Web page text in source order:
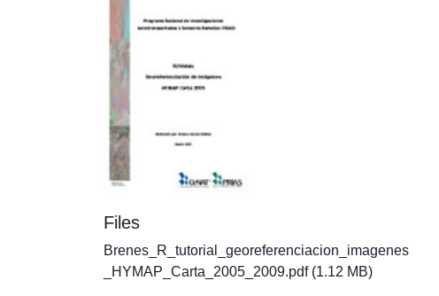
Files
Brenes_R_tutorial_georeferenciacion_imagenes
_HYMAP_Carta_2005_2009.pdf(1.12 MB)